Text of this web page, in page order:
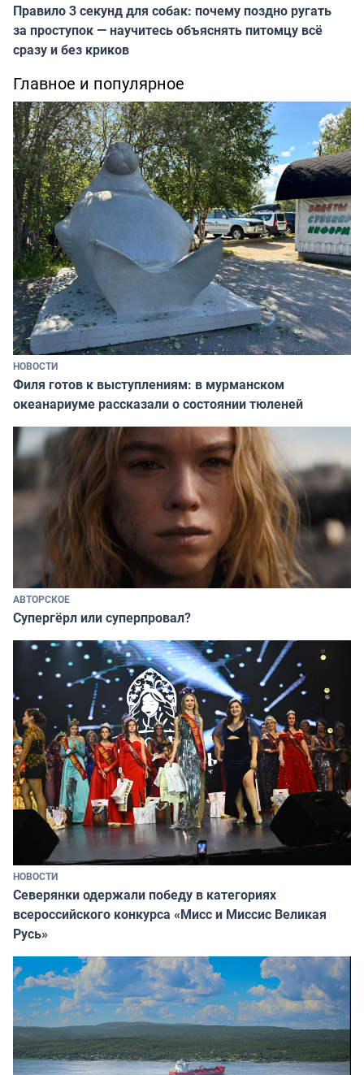
Правило 3 секунд для собак: почему поздно ругать
за проступок — научитесь объяснять питомцу всё
сразу и без криков
Главное и популярное
НОВОСТИ
Филя готов к выступлениям: в мурманском
океанариуме рассказали о состоянии тюленей
АВТОРСКОЕ
Супергёрл или суперпровал?
НОВОСТИ
Северянки одержали победу в категориях
всероссийского конкурса «Мисс и Миссис Великая
Русь»